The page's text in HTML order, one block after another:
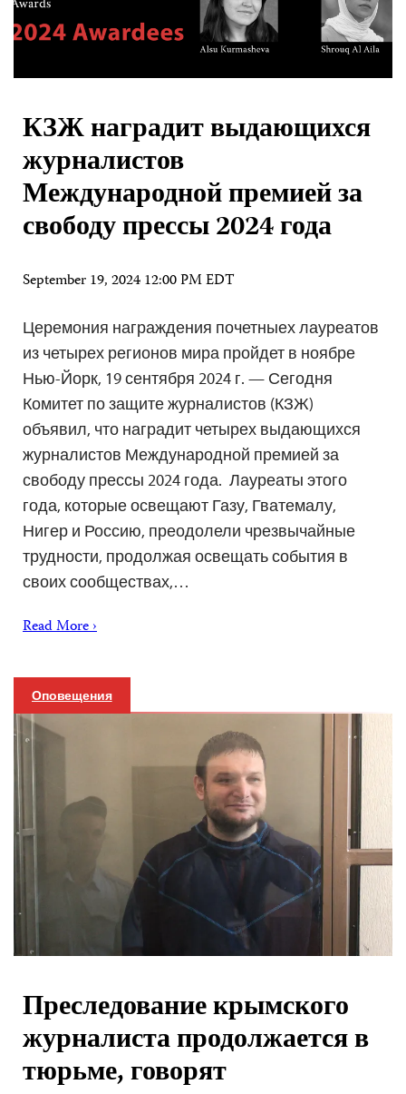
КЗЖ наградит выдающихся
журналистов
Международной премией за
свободу прессы 2024 года
September 19, 2024 12:00 PM EDT
Церемония награждения почетныех лауреатов
из четырех регионов мира пройдет в ноябре
Нью-Йорк, 19 сентября 2024 г. — Сегодня
Комитет по защите журналистов (КЗЖ)
объявил, что наградит четырех выдающихся
журналистов Международной премией за
свободу прессы 2024 года. Лауреаты этого
года, которые освещают Газу, Гватемалу,
Нигер и Россию, преодолели чрезвычайные
трудности, продолжая освещать события в
своих сообществах,…
Read More ›
Оповещения
Преследование крымского
журналиста продолжается в
тюрьме, говорят